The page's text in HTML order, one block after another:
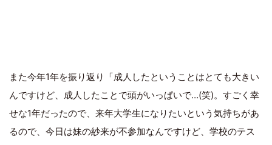
また今年1年を振り返り「成人したということはとても大きい
んですけど、成人したことで頭がいっぱいで…(笑)。すごく幸
せな1年だったので、来年大学生になりたいという気持ちがあ
るので、今日は妹の紗来が不参加なんですけど、学校のテス